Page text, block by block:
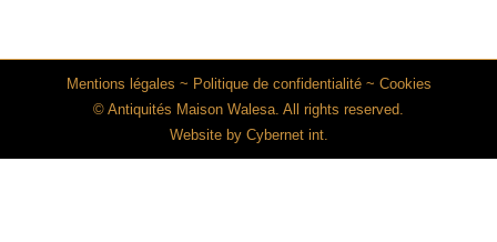
Mentions légales ~ Politique de confidentialité~ Cookies
© Antiquités Maison Walesa. All rights reserved.
Website by Cybernet int.